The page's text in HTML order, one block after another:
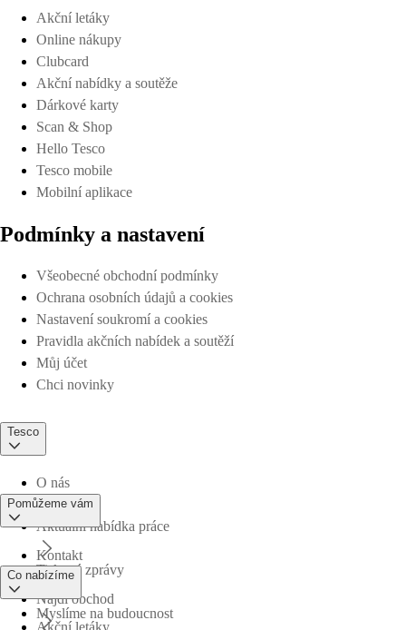
Akční letáky
Online nákupy
Clubcard
Akční nabídky a soutěže
Dárkové karty
Scan & Shop
Hello Tesco
Tesco mobile
Mobilní aplikace
Podmínky a nastavení
Všeobecné obchodní podmínky
Ochrana osobních údajů a cookies
Nastavení soukromí a cookies
Pravidla akčních nabídek a soutěží
Můj účet
Chci novinky
Tesco
O nás
Aktuální nabídka práce
Tiskové zprávy
Myslíme na budoucnost
Pomůžeme vám
Kontakt
Najdi obchod
Co nabízíme